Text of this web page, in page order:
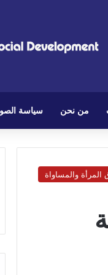
من نحن سياسة
المرأة والمساواة